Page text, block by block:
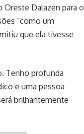
Oreste Dalazen para o
“como um
que ela tivesse
Tenho profunda
e uma pessoa
brilhantemente